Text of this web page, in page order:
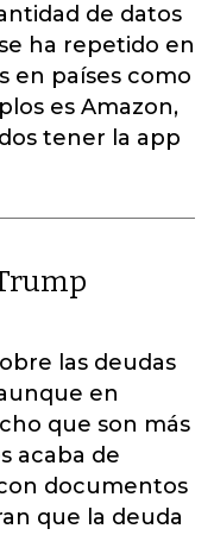
de datos
ha repetido en
en países como
es Amazon,
tener la app
las deudas
en
que son más
acaba de
documentos
que la deuda